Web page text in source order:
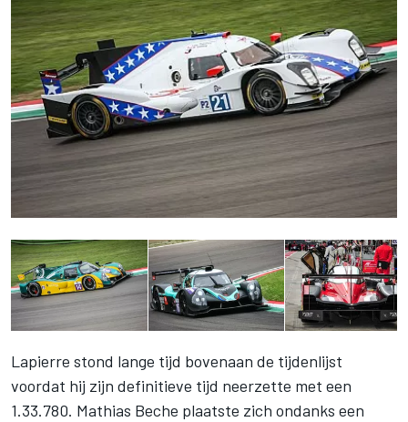
Lapierre stond lange tijd bovenaan de tijdenlijst
voordat hij zijn definitieve tijd neerzette met een
1.33.780. Mathias Beche plaatste zich ondanks een